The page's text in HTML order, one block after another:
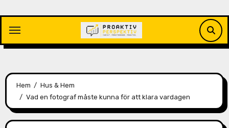
innehåll
Hem
Hus & Hem
Vad en fotograf måste kunna för att klara vardagen